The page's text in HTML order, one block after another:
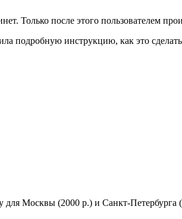
Только после этого пользователем
подробную инструкцию, как это
Москвы (2000 р.) и Санкт-